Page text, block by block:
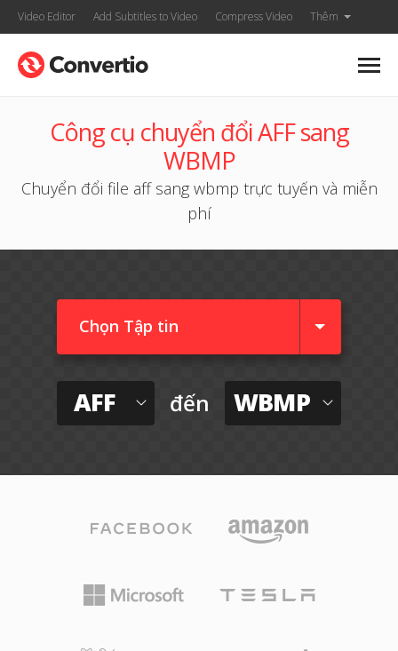
Video Editor Add Subtitles to Video Compress Video Thêm
Công cụ chuyển đổi AFF sang
WBMP
Chuyển đổi file aff sang wbmp trực tuyến và miễn
phí
Chọn Tập tin
AFF đến WBMP